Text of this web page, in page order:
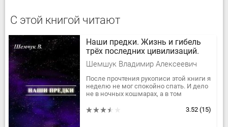
С этой книгой читают
Hаши предки. Жизнь и гибель
трёх последних цивилизаций.
Шемшук Владимир Алексеевич
После прочтения рукописи этой книги я
неделю не мог спокойно спать. И дело
не в ночных кошмарах, а в том
буквально с первых глав этого... 3.52 (15)